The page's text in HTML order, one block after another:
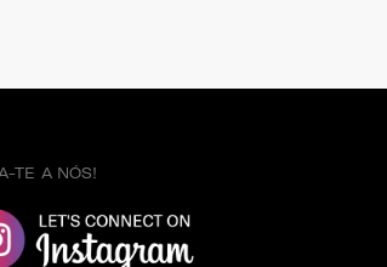
TE A NÓS!